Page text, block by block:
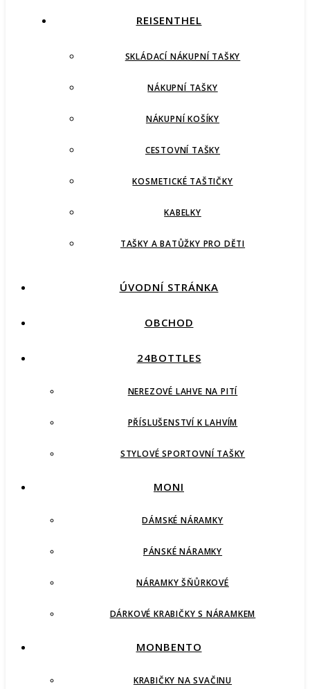
REISENTHEL
SKLÁDACÍ NÁKUPNÍ TAŠKY
NÁKUPNÍ TAŠKY
NÁKUPNÍ KOŠÍKY
CESTOVNÍ TAŠKY
KOSMETICKÉ TAŠTIČKY
KABELKY
TAŠKY A BATŮŽKY PRO DĚTI
ÚVODNÍ STRÁNKA
OBCHOD
24BOTTLES
NEREZOVÉ LAHVE NA PITÍ
PŘÍSLUŠENSTVÍ K LAHVÍM
STYLOVÉ SPORTOVNÍ TAŠKY
MONI
DÁMSKÉ NÁRAMKY
PÁNSKÉ NÁRAMKY
NÁRAMKY ŠŇŮRKOVÉ
DÁRKOVÉ KRABIČKY S NÁRAMKEM
MONBENTO
KRABIČKY NA SVAČINU